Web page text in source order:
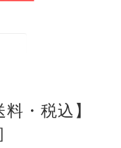
・税込】